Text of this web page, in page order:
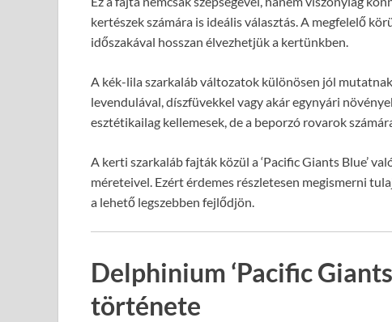
kertészek számára is ideális választás. A megfelelő
időszakával hosszan élvezhetjük a kertünkben.
A kék-lila szarkaláb változatok különösen jól
levendulával, díszfüvekkel vagy akár egynyári
esztétikailag kellemesek, de a beporzó rovarok
A kerti szarkaláb fajták közül a ‘Pacific Giants Blue’
méreteivel. Ezért érdemes részletesen megismerni
a lehető legszebben fejlődjön.
Delphinium ‘Pacific
története